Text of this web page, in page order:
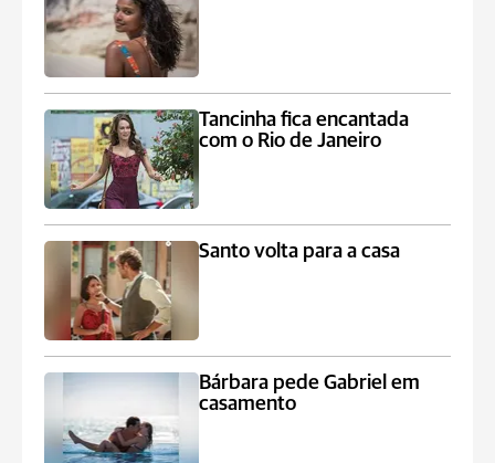
Tancinha fica encantada
com o Rio de Janeiro
Santo volta para a casa
Bárbara pede Gabriel em
casamento